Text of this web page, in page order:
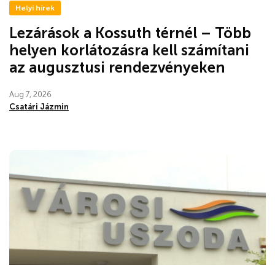
Helyi hírek
Lezárások a Kossuth térnél – Több
helyen korlátozásra kell számítani
az augusztusi rendezvényeken
Aug 7, 2026
Csatári Jázmin